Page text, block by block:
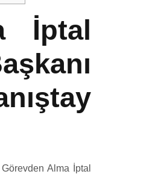
İptal
Alma İptal